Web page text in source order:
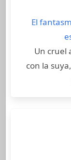
El
Un cruel
con la